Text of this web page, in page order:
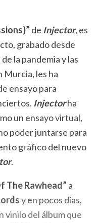
de Injector, es
grabado desde
la pandemia y las
Murcia, les ha
ensayo para
Injectorha
un ensayo virtual,
poder juntarse para
gráfico del nuevo
.
The Rawhead” a
y en pocos días,
vinilo del álbum que